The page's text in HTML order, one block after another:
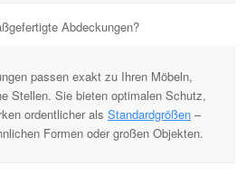
Abdeckungen?
passen exakt zu Ihren Möbeln,
Stellen. Sie bieten optimalen Schutz,
ordentlicher als Standardgrößen –
Formen oder großen Objekten.